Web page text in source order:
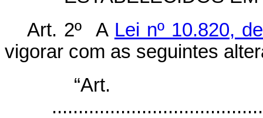
Art. 2º A Lei nº 10.820,
vigorar com as seguintes